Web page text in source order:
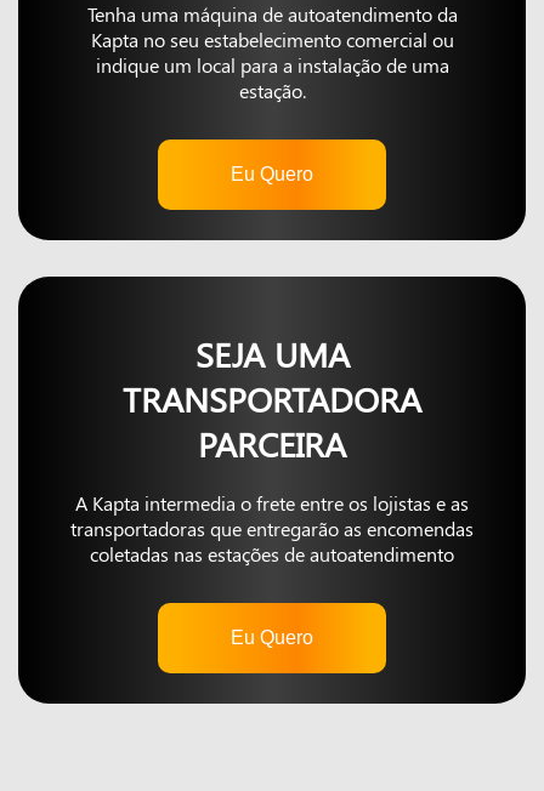
Tenha uma máquina de autoatendimento da
Kapta no seu estabelecimento comercial ou
indique um local para a instalação de uma
estação.
Eu Quero
SEJA UMA
TRANSPORTADORA
PARCEIRA
A Kapta intermedia o frete entre os lojistas e as
transportadoras que entregarão as encomendas
coletadas nas estações de autoatendimento
Eu Quero